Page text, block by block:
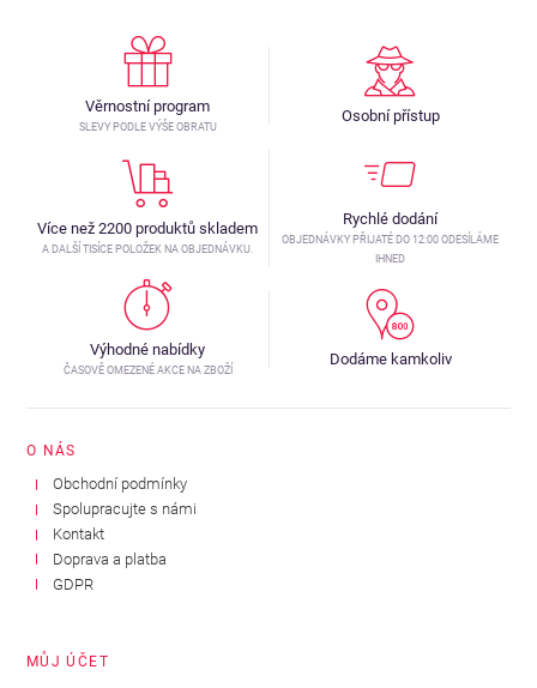
Věrnostní program
SLEVY PODLE VÝŠE OBRATU
Osobní přístup
Více než 2200 produktů skladem
A DALŠÍ TISÍCE POLOŽEK NA OBJEDNÁVKU.
Rychlé dodání
OBJEDNÁVKY PŘIJATÉ DO 12:00 ODESÍLÁME
IHNED
Výhodné nabídky
ČASOVĚ OMEZENÉ AKCE NA ZBOŽÍ
Dodáme kamkoliv
O NÁS
Obchodní podmínky
Spolupracujte s námi
Kontakt
Doprava a platba
GDPR
MŮJ ÚČET